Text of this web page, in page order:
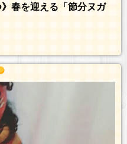
春を迎える「節分ヌガ